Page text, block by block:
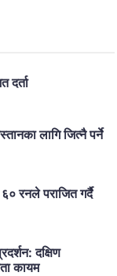
दर्ता
लागि जित्नै पर्ने
रनले पराजित गर्दै
दक्षिण
कायम